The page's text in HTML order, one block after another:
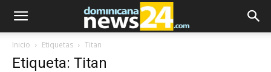
Inicio Etiquetas Titan
Etiqueta: Titan